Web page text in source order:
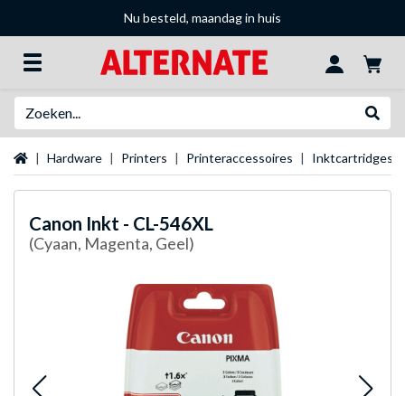
Nu besteld, maandag in huis
Startpagina
Hardware Printers Printeraccessoires Inktcartridges
Canon Inkt - CL-546XL
(Cyaan, Magenta, Geel)